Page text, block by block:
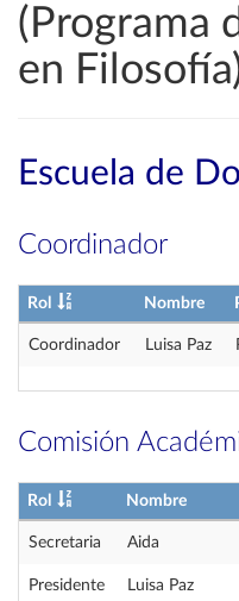
(Programa
en
Escuela de
Coordinador
Rol Nombre
Coordinador Luisa Paz
Comisión
Rol Nombre
Secretaria Aida
Presidente Luisa Paz